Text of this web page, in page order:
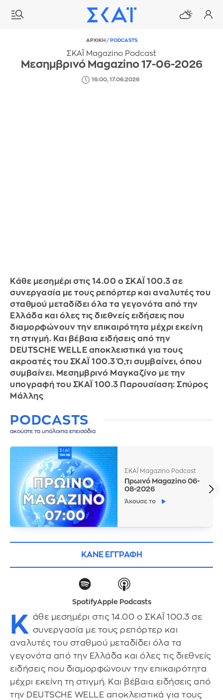
ΑΡΧΙΚΗ / PODCASTS
ΣΚΑΪ Magazino Podcast
Μεσημβρινό Magazino 17-06-2026
16:00, 17.06.2026
Κάθε μεσημέρι στις 14.00 ο ΣΚΑΪ 100.3 σε
συνεργασία με τους ρεπόρτερ και αναλυτές του
σταθμού μεταδίδει όλα τα γεγονότα από την
Ελλάδα και όλες τις διεθνείς ειδήσεις που
διαμορφώνουν την επικαιρότητα μέχρι εκείνη
τη στιγμή. Και βέβαια ειδήσεις από την
DEUTSCHE WELLE αποκλειστικά για τους
ακροατές του ΣΚΑΪ 100.3 Ό,τι συμβαίνει, όπου
συμβαίνει. Μεσημβρινό Μαγκαζίνο με την
υπογραφή του ΣΚΑΪ 100.3 Παρουσίαση: Σπύρος
Μάλλης
PODCASTS
ακούστε τα υπόλοιπα επεισόδια
ΣΚΑΪ Magazino Podcast
Πρωινό Magazino 06-
08-2026
Άκουσε το
ΚΑΝΕ ΕΓΓΡΑΦΗ
SpotifyApple Podcasts
Κ άθε μεσημέρι στις 14.00 ο ΣΚΑΪ 100.3 σε
συνεργασία με τους ρεπόρτερ και
αναλυτές του σταθμού μεταδίδει όλα τα
γεγονότα από την Ελλάδα και όλες τις διεθνείς
ειδήσεις που διαμορφώνουν την επικαιρότητα
μέχρι εκείνη τη στιγμή. Και βέβαια ειδήσεις από
την DEUTSCHE WELLE αποκλειστικά για τους